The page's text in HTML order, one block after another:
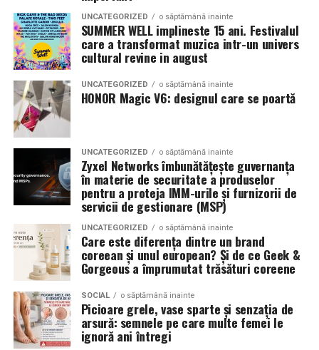
165
Romanita Events continuă astfel să fie o gazdă
importantă a momentelor speciale din Maramureș,
combinând experiența organizatorică cu capacitatea de
a transforma fiecare eveniment într-o amintire
deosebită pentru participanți.
Anvelopele influenteaza direct postura masinii. Profilul,
latimea si aspectul flancului pot schimba complet felul
in care masina sta pe roti. O alegere inspirata poate
accentua liniile caroseriei si poate oferi un look
echilibrat, in timp ce o alegere gresita poate strica
proportiile, chiar daca restul masinii este bine realizat.
Anvelopele ca element vizual la show-uri auto
La evenimentele auto din Cluj, anvelopele nu sunt doar
componente functionale, ci si elemente vizuale. Publicul
si fotografii surprind adesea detalii precum modul in
care roata umple aripa, distanta fata de caroserie si
aspectul general al ansamblului roata-janta.
Anvelopele curate, cu dimensiuni corecte si uzura
uniforma, contribuie la imaginea profesionala a unei
masini de show. In multe cazuri, acestea completeaza
jantele si intaresc conceptul ales de proprietar, fie ca
vorbim despre un stil elegant, sportiv sau minimalist.
UNCATEGORIZED o săptămână inainte
SUMMER WELL implineste 15 ani. Festivalul
care a transformat muzica intr-un univers
cultural revine in august
UNCATEGORIZED o săptămână inainte
HONOR Magic V6: designul care se poartă
UNCATEGORIZED o săptămână inainte
Zyxel Networks îmbunătățește guvernanța
în materie de securitate a produselor
pentru a proteja IMM-urile și furnizorii de
servicii de gestionare (MSP)
UNCATEGORIZED o săptămână inainte
Care este diferența dintre un brand
coreean și unul european? Și de ce Geek &
Gorgeous a împrumutat trăsături coreene
SOCIAL o săptămână inainte
Picioare grele, vase sparte și senzația de
arsură: semnele pe care multe femei le
ignoră ani întregi